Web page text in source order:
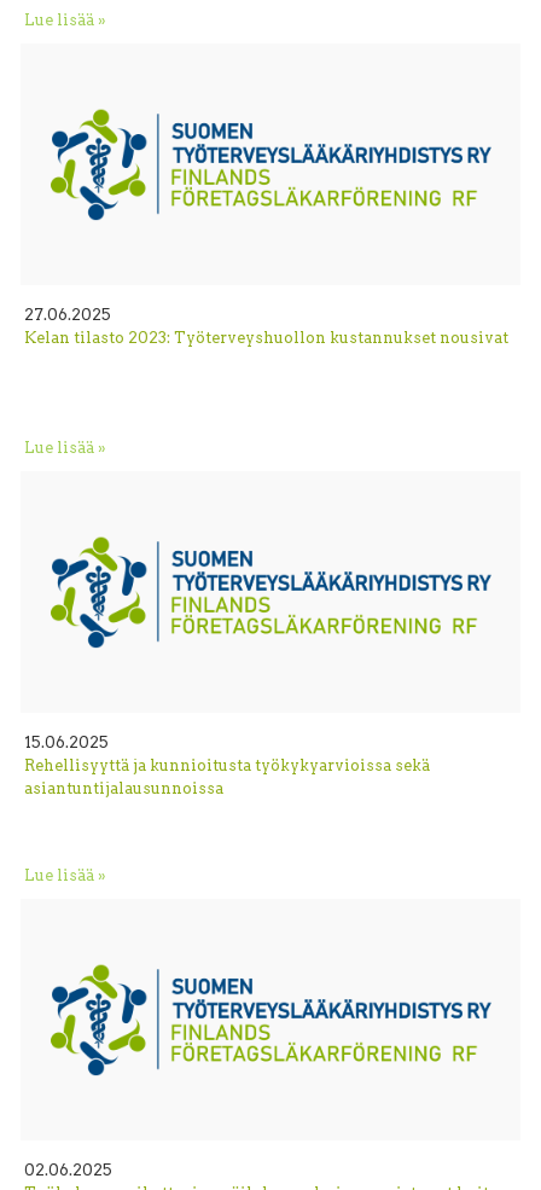
Lue lisää »
27.06.2025
Kelan tilasto 2023: Työterveyshuollon kustannukset nousivat
Lue lisää »
15.06.2025
Rehellisyyttä ja kunnioitusta työkykyarvioissa sekä
asiantuntijalausunnoissa
Lue lisää »
02.06.2025